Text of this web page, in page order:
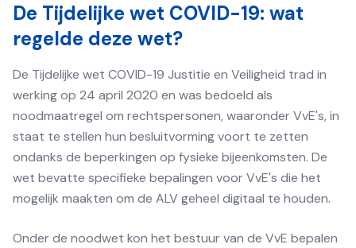
De Tijdelijke wet COVID-19: wat
regelde deze wet?
De Tijdelijke wet COVID-19 Justitie en Veiligheid trad in
werking op 24 april 2020 en was bedoeld als
noodmaatregel om rechtspersonen, waaronder VvE's, in
staat te stellen hun besluitvorming voort te zetten
ondanks de beperkingen op fysieke bijeenkomsten. De
wet bevatte specifieke bepalingen voor VvE's die het
mogelijk maakten om de ALV geheel digitaal te houden.
Onder de noodwet kon het bestuur van de VvE bepalen